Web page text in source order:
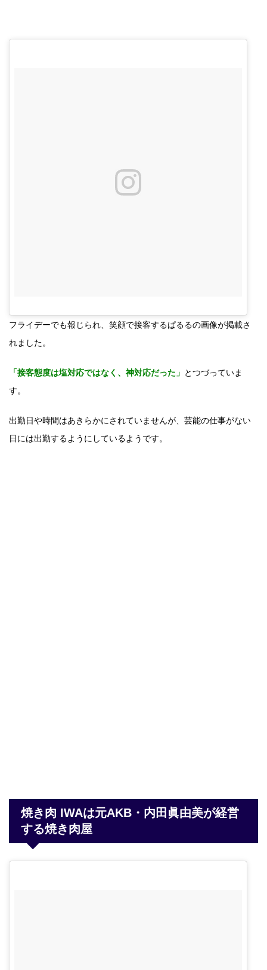
フライデーでも報じられ、笑顔で接客するぱるるの画像が掲載さ
れました。
「接客態度は塩対応ではなく、神対応だった」 とつづっていま
す。
出勤日や時間はあきらかにされていませんが、芸能の仕事がない
日には出勤するようにしているようです。
焼き肉 IWAは元AKB・内田眞由美が経営
する焼き肉屋